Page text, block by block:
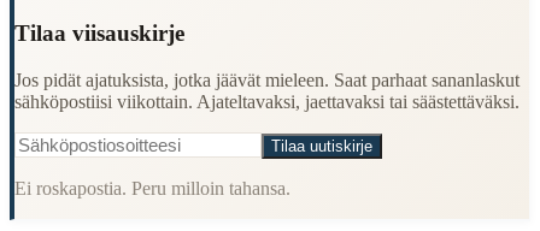
Tilaa viisauskirje
Jos pidät ajatuksista, jotka jäävät mieleen. Saat parhaat sananlaskut
sähköpostiisi viikottain. Ajateltavaksi, jaettavaksi tai säästettäväksi.
Tilaa uutiskirje
Ei roskapostia. Peru milloin tahansa.